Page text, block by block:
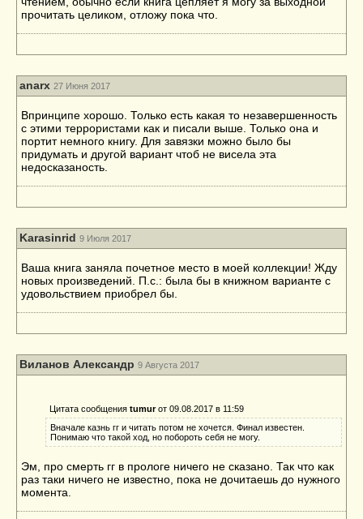
прочитать целиком, отложу пока что.
anarx 27 Июня 2017
Впринципе хорошо. Только есть какая то незавершенность
с этими террористами как и писали выше. Только она и
портит немного книгу. Для завязки можно было бы
придумать и другой вариант чтоб не висела эта
недосказаность.
Karasinrid 9 Июля 2017
Ваша книга заняла почетное место в моей коллекции! Жду
новых произведений. П.с.: была бы в книжном варианте с
удовольствием приобрел бы.
Виланов Александр 9 Августа 2017
Цитата сообщения tumurот 09.08.2017 в 11:59
Вначале казнь гг и читать потом не хочется. Финал известен.
Понимаю что такой ход, но побороть себя не могу.
Эм, про смерть гг в прологе ничего не сказано. Так что как
раз таки ничего не известно, пока не дочитаешь до нужного
момента.